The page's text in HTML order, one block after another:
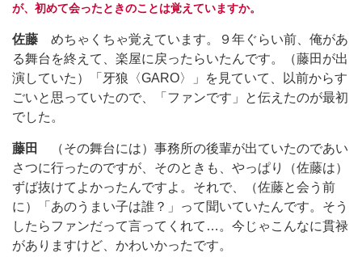
が、初めて会ったときのことは覚えていますか。
佐藤 めちゃくちゃ覚えています。９年ぐらい前、俺があ
る舞台を終えて、楽屋に戻ったらいたんです。（藤田が出
演していた）「牙狼〈GARO〉」を見ていて、以前からす
ごいと思っていたので、「ファンです」と伝えたのが最初
でした。
藤田
（その舞台には）事務所の後輩が出ていたのであい
さつに行ったのですが、そのときも、やっぱり（佐藤は）
ずば抜けてよかったんですよ。それで、（佐藤と会う前
に）「あのうまい子は誰？」って聞いていたんです。そう
したらファンだって言ってくれて…。今じゃこんなに貫禄
がありますけど、かわいかったです。